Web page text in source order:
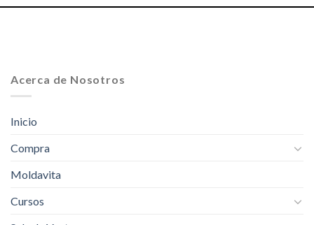
Acerca de Nosotros
Inicio
Compra
Moldavita
Cursos